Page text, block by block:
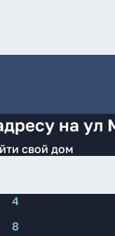
на
свой дом
4
8